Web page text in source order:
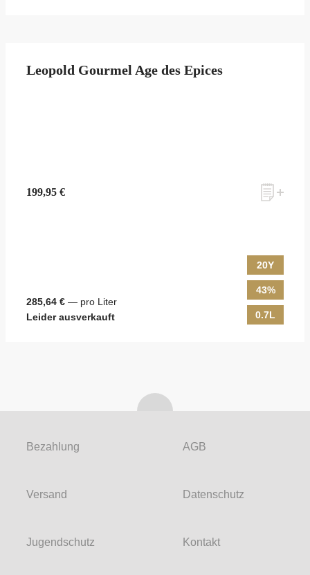
Leopold Gourmel Age des Epices
199,95 €
285,64 € — pro Liter
Leider ausverkauft
20Y
43%
0.7L
Bezahlung
Versand
AGB
Datenschutz
Jugendschutz Kontakt